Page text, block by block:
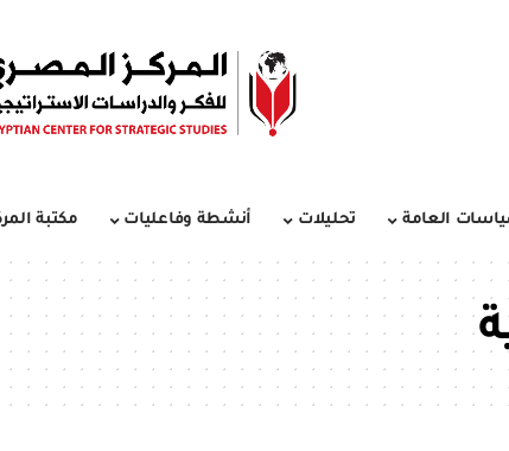
العامة تحليلات أنشطة وفاعليات مكتبة